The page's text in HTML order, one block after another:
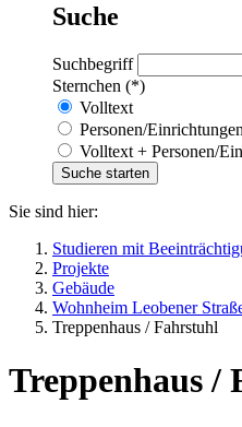
Suche
Suchbegriff
Sternchen (*)
Volltext
Personen/Einrichtungen
Volltext + Personen/
Sie sind hier:
Studieren mit
Projekte
Gebäude
Wohnheim Leobener
Treppenhaus / Fahrstuhl
Treppenhaus /